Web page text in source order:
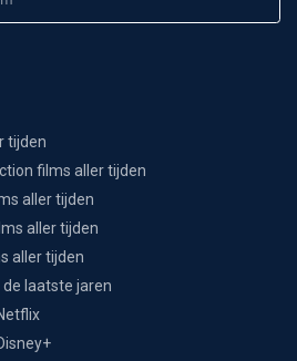
tijden
films aller tijden
aller tijden
aller tijden
aller tijden
laatste jaren